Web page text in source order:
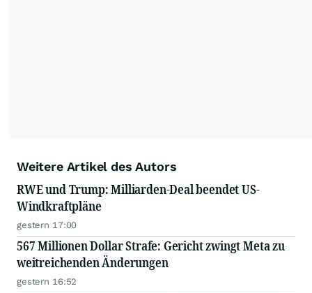
Weitere Artikel des Autors
RWE und Trump: Milliarden-Deal beendet US-
Windkraftpläne
gestern 17:00
567 Millionen Dollar Strafe: Gericht zwingt Meta zu
weitreichenden Änderungen
gestern 16:52